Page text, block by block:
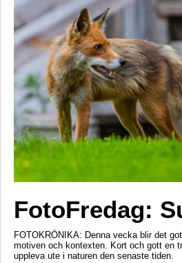
FotoFredag:
FOTOKRÖNIKA: Denna vecka blir det
motiven och kontexten. Kort och gott en
uppleva ute i naturen den senaste tiden.